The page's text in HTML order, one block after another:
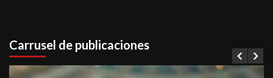
Carrusel de publicaciones